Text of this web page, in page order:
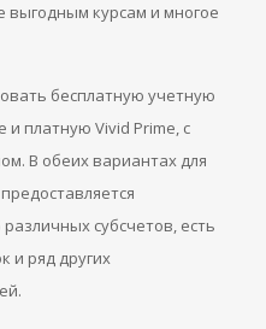
курсам и многое
бесплатную учетную
и платную Vivid Prime, с
В обеих вариантах для
субсчетов, есть
и ряд других